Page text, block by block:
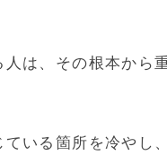
は、その根本から
いる箇所を冷やし